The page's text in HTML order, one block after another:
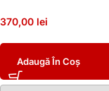
370,00 lei
Adaugă În Coș